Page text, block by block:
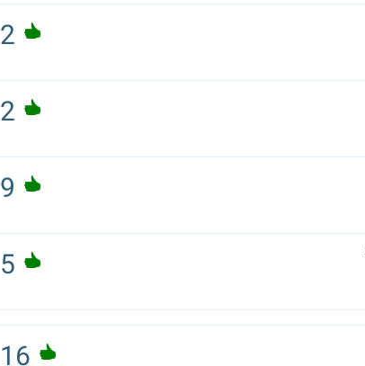
2
2
9
5
16